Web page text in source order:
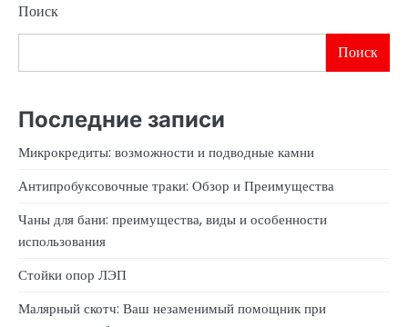
Поиск
Поиск
Последние записи
Микрокредиты: возможности и подводные камни
Антипробуксовочные траки: Обзор и Преимущества
Чаны для бани: преимущества, виды и особенности
использования
Стойки опор ЛЭП
Малярный скотч: Ваш незаменимый помощник при